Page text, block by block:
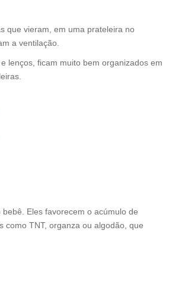
que vieram, em uma prateleira no
a ventilação.
lenços, ficam muito bem organizados em
Eles favorecem o acúmulo de
como TNT, organza ou algodão, que